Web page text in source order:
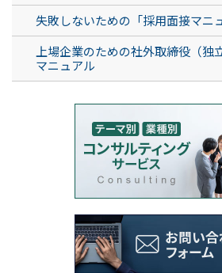
失敗しないための「採用面接マニ
上場企業のための社外取締役（独
マニュアル